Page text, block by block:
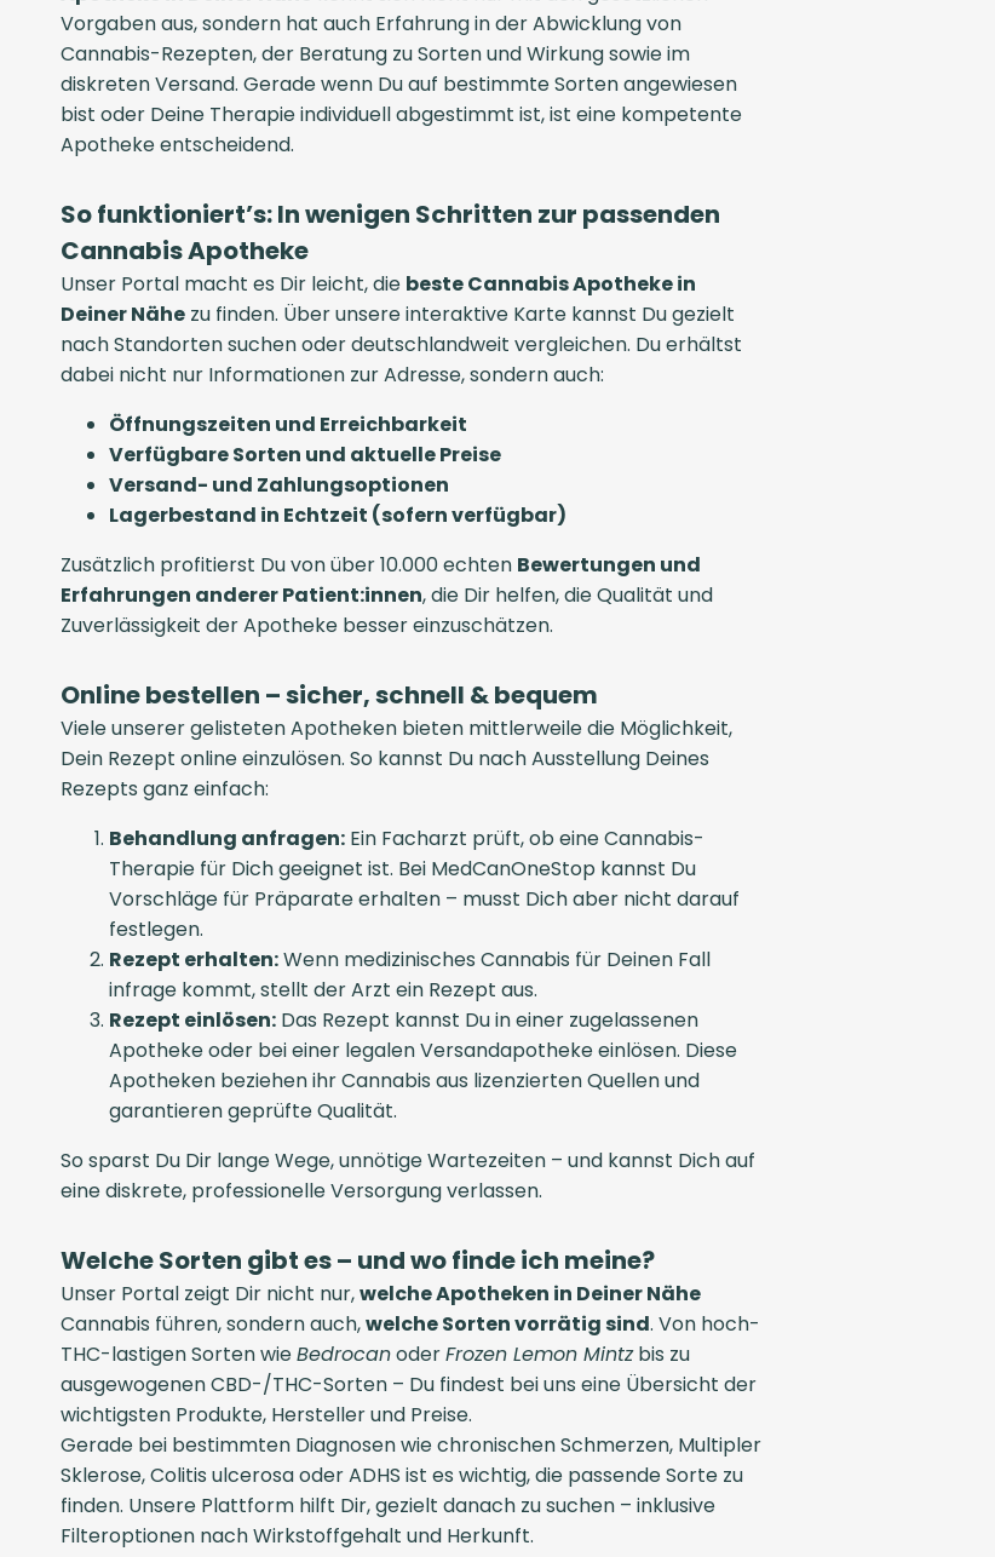
Vorgaben aus, sondern hat auch Erfahrung in der Abwicklung von
Cannabis-Rezepten, der Beratung zu Sorten und Wirkung sowie im
diskreten Versand. Gerade wenn Du auf bestimmte Sorten angewiesen
bist oder Deine Therapie individuell abgestimmt ist, ist eine kompetente
Apotheke entscheidend.
So funktioniert’s: In wenigen Schritten zur passenden
Cannabis Apotheke
Unser Portal macht es Dir leicht, die beste Cannabis Apotheke in
Deiner Nähe zu finden. Über unsere interaktive Karte kannst Du gezielt
nach Standorten suchen oder deutschlandweit vergleichen. Du erhältst
dabei nicht nur Informationen zur Adresse, sondern auch:
Öffnungszeiten und Erreichbarkeit
Verfügbare Sorten und aktuelle Preise
Versand- und Zahlungsoptionen
Lagerbestand in Echtzeit (sofern verfügbar)
Zusätzlich profitierst Du von über 10.000 echten Bewertungen und
Erfahrungen anderer Patient:innen, die Dir helfen, die Qualität und
Zuverlässigkeit der Apotheke besser einzuschätzen.
Online bestellen – sicher, schnell & bequem
Viele unserer gelisteten Apotheken bieten mittlerweile die Möglichkeit,
Dein Rezept online einzulösen. So kannst Du nach Ausstellung Deines
Rezepts ganz einfach:
Behandlung anfragen: Ein Facharzt prüft, ob eine Cannabis-
Therapie für Dich geeignet ist. Bei MedCanOneStop kannst Du
Vorschläge für Präparate erhalten – musst Dich aber nicht darauf
festlegen.
Rezept erhalten:Wenn medizinisches Cannabis für Deinen Fall
infrage kommt, stellt der Arzt ein Rezept aus.
Rezept einlösen: Das Rezept kannst Du in einer zugelassenen
Apotheke oder bei einer legalen Versandapotheke einlösen. Diese
Apotheken beziehen ihr Cannabis aus lizenzierten Quellen und
garantieren geprüfte Qualität.
So sparst Du Dir lange Wege, unnötige Wartezeiten – und kannst Dich auf
eine diskrete, professionelle Versorgung verlassen.
Welche Sorten gibt es – und wo finde ich meine?
Unser Portal zeigt Dir nicht nur,welche Apotheken in Deiner Nähe
Cannabis führen, sondern auch,welche Sorten vorrätig sind. Von hoch-
THC-lastigen Sorten wieBedrocanoderFrozen Lemon Mintzbis zu
ausgewogenen CBD-/THC-Sorten – Du findest bei uns eine Übersicht der
wichtigsten Produkte, Hersteller und Preise.
Gerade bei bestimmten Diagnosen wie chronischen Schmerzen, Multipler
Sklerose, Colitis ulcerosa oder ADHS ist es wichtig, die passende Sorte zu
finden. Unsere Plattform hilft Dir, gezielt danach zu suchen – inklusive
Filteroptionen nach Wirkstoffgehalt und Herkunft.